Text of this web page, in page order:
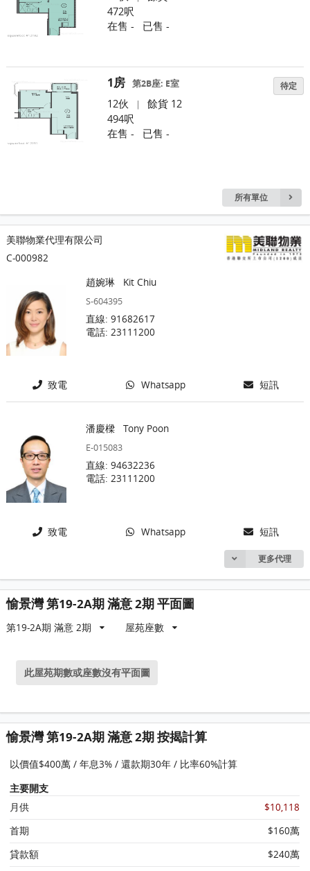
472呎
在售 -
已售 -
1房 第2B座: E室 待定
12伙 |
餘貨 12
494呎
在售 -
已售 -
所有單位
美聯物業代理有限公司
C-000982
趙婉琳
Kit Chiu
S-604395
直線: 91682617
電話: 23111200
致電 Whatsapp 短訊
潘慶樑 Tony Poon
E-015083
直線: 94632236
電話: 23111200
致電 Whatsapp 短訊
更多代理
愉景灣 第19-2A期 滿意 2期 平面圖
第19-2A期 滿意 2期 屋苑座數
此屋苑期數或座數沒有平面圖
愉景灣 第19-2A期 滿意 2期 按揭計算
以價值$400萬 / 年息3% / 還款期30年 / 比率60%計算
主要開支
月供
$10,118
首期
$160萬
貸款額
$240萬